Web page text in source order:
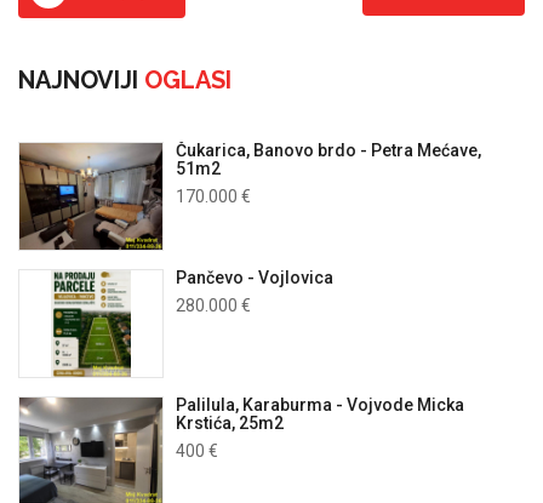
NAJNOVIJI OGLASI
Čukarica, Banovo brdo - Petra Mećave,
51m2
170.000 €
Pančevo - Vojlovica
280.000 €
Palilula, Karaburma - Vojvode Micka
Krstića, 25m2
400 €